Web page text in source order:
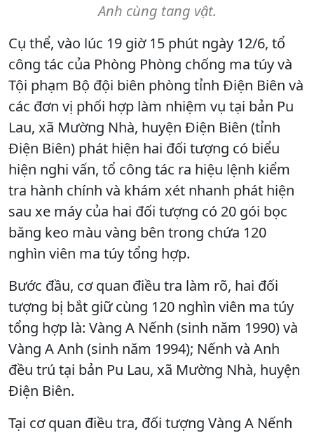
Anh cùng tang vật.
Cụ thể, vào lúc 19 giờ 15 phút ngày 12/6, tổ
công tác của Phòng Phòng chống ma túy và
Tội phạm Bộ đội biên phòng tỉnh Điện Biên và
các đơn vị phối hợp làm nhiệm vụ tại bản Pu
Lau, xã Mường Nhà, huyện Điện Biên (tỉnh
Điện Biên) phát hiện hai đối tượng có biểu
hiện nghi vấn, tổ công tác ra hiệu lệnh kiểm
tra hành chính và khám xét nhanh phát hiện
sau xe máy của hai đối tượng có 20 gói bọc
băng keo màu vàng bên trong chứa 120
nghìn viên ma túy tổng hợp.
Bước đầu, cơ quan điều tra làm rõ, hai đối
tượng bị bắt giữ cùng 120 nghìn viên ma túy
tổng hợp là: Vàng A Nếnh (sinh năm 1990) và
Vàng A Anh (sinh năm 1994); Nếnh và Anh
đều trú tại bản Pu Lau, xã Mường Nhà, huyện
Điện Biên.
Tại cơ quan điều tra, đối tượng Vàng A Nếnh